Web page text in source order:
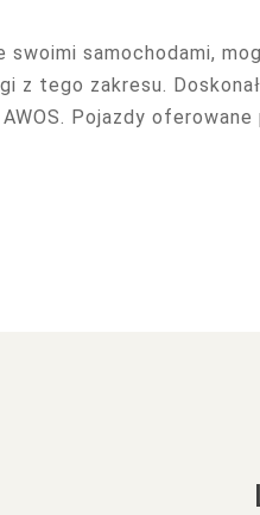
swoimi samochodami,
z tego zakresu.
Pojazdy